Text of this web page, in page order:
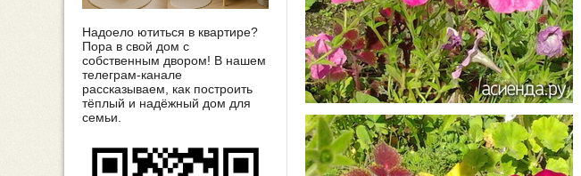
Надоело ютиться в квартире?
Пора в свой дом с
собственным двором! В нашем
телеграм-канале
рассказываем, как построить
тёплый и надёжный дом для
семьи.